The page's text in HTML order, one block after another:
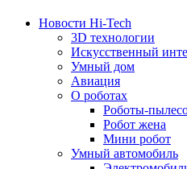
Новости Hi-Tech
3D технологии
Искусственный
Умный дом
Авиация
О роботах
Роботы-
Робот жена
Мини робот
Умный автомобиль